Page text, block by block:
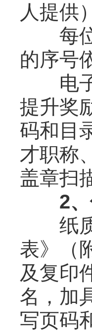
人提供
每位
的序号
电子
提升奖
码和目
才职称
盖章扫
2
纸质
表》（
及复印
名，加
写页码